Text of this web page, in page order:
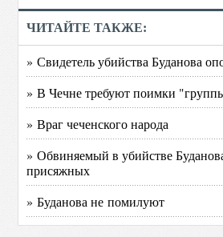
ЧИТАЙТЕ ТАКЖЕ:
» Свидетель убийства Буданова
» В Чечне требуют поимки
» Враг чеченского народа
» Обвиняемый в убийстве
присяжных
» Буданова не помилуют